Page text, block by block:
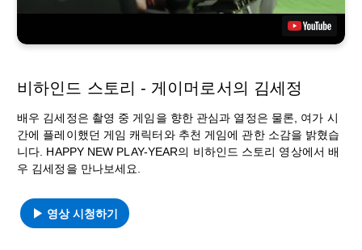
비하인드 스토리 - 게이머로서의 김세정
배우 김세정은 촬영 중 게임을 향한 관심과 열정은 물론, 여가 시
간에 플레이했던 게임 캐릭터와 추천 게임에 관한 소감을 밝혔습
니다. HAPPY NEW PLAY-YEAR의 비하인드 스토리 영상에서 배
우 김세정을 만나보세요.
영상 시청하기